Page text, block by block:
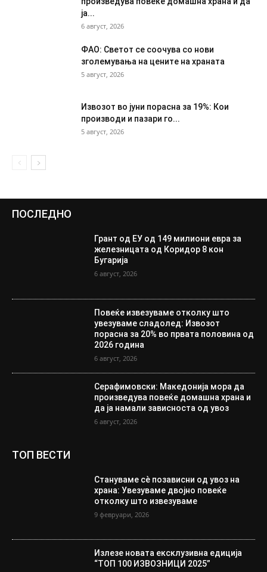
ја...
6 август, 2026
ФАО: Светот се соочува со нови
зголемувања на цените на храната
5 август, 2026
Извозот во јуни порасна за 19%: Кои
производи и пазари го...
5 август, 2026
ПОСЛЕДНО
Грант од ЕУ од 149 милиони евра за
железницата од Коридор 8 кон
Бугарија
6 август, 2026
Повеќе извезуваме отколку што
увезуваме сладолед: Извозот
порасна за 20% во првата половина од
2026 година
6 август, 2026
Серафимовски: Македонија мора да
произведува повеќе домашна храна и
да ја намали зависноста од увоз
6 август, 2026
ТОП ВЕСТИ
Стануваме сè позависни од увоз на
храна: Увезуваме двојно повеќе
отколку што извезуваме
9 февруари, 2026
Излезе новата ексклузивна едиција
“ТОП 100 ИЗВОЗНИЦИ 2025”